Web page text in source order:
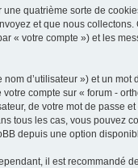
quatrième sorte de
et que nous
« votre compte ») et les
d’utilisateur ») et un
compte sur « forum -
de votre mot de
tous les cas, vous
depuis une option
il est recommandé